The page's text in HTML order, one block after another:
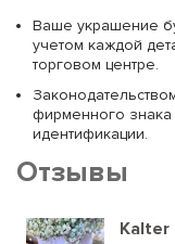
Ваше украшение
учетом каждой
торговом центре.
фирменного
идентификации.
Отзывы
Kalter